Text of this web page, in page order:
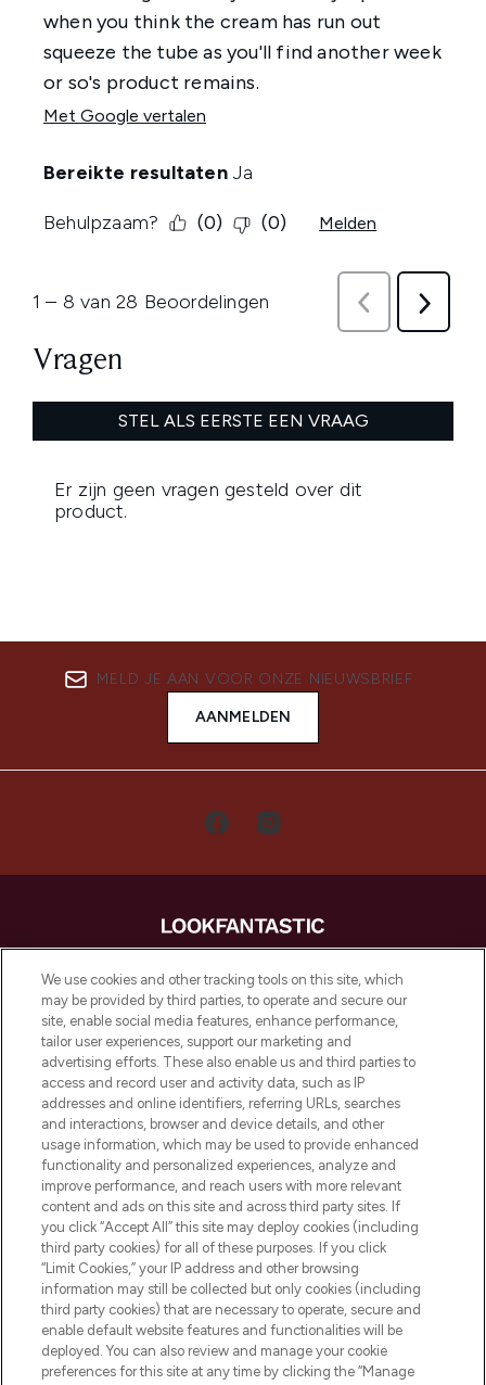
MELD JE AAN VOOR ONZE NIEUWSBRIEF
AANMELDEN
LOOKFANTASTIC is de ultieme online
beautybestemming van Europa, met de
beste huidverzorging, haarproducten en
make-up van meer dan 200 topmerken.
Shop online of via de app, met gratis
verzending vanaf €40.
Cookie-toestemming
Do Not Sell or Share My Personal
Information
HELP & INFORMATIE
BEDRIJFSINFORMATIE
OVER LOOKFANTASTIC
We use cookies and other tracking tools on this site, which
may be provided by third parties, to operate and secure our
site, enable social media features, enhance performance,
tailor user experiences, support our marketing and
advertising efforts. These also enable us and third parties to
access and record user and activity data, such as IP
addresses and online identifiers, referring URLs, searches
and interactions, browser and device details, and other
usage information, which may be used to provide enhanced
functionality and personalized experiences, analyze and
improve performance, and reach users with more relevant
content and ads on this site and across third party sites. If
you click “Accept All” this site may deploy cookies (including
third party cookies) for all of these purposes. If you click
“Limit Cookies,” your IP address and other browsing
information may still be collected but only cookies (including
third party cookies) that are necessary to operate, secure and
enable default website features and functionalities will be
deployed. You can also review and manage your cookie
preferences for this site at any time by clicking the “Manage